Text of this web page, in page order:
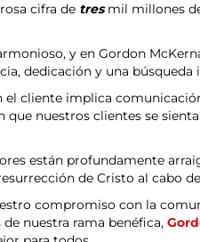
cifra de tresmil millones
y en Gordon
dedicación y una
el cliente implica
nuestros clientes se
están profundamente
de Cristo al cabo
compromiso con la
nuestra rama benéfica,